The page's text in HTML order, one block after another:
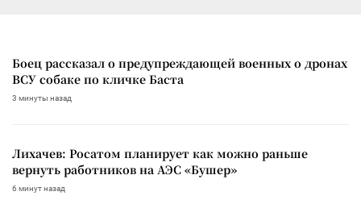
Боец рассказал о предупреждающей военных о дронах
ВСУ собаке по кличке Баста
3 минуты назад
Лихачев: Росатом планирует как можно раньше
вернуть работников на АЭС «Бушер»
6 минут назад